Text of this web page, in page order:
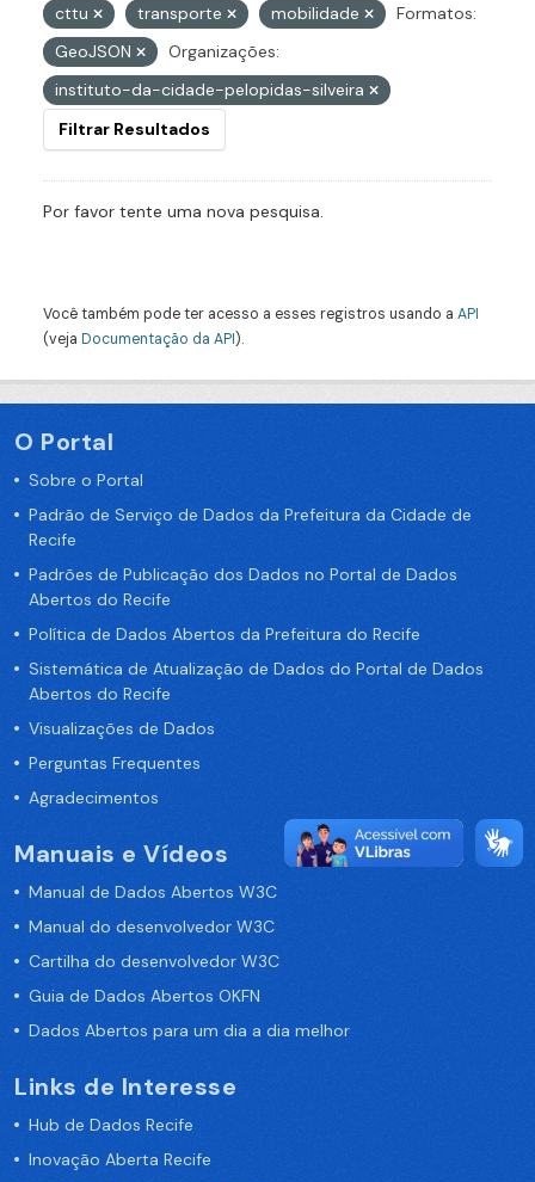
cttu
transporte mobilidade
Formatos:
GeoJSON
Organizações:
instituto-da-cidade-pelopidas-silveira
Filtrar Resultados
Por favor tente uma nova pesquisa.
Você também pode ter acesso a esses registros usando a API
(veja Documentação da API).
O Portal
Sobre o Portal
Padrão de Serviço de Dados da Prefeitura da Cidade de
Recife
Padrões de Publicação dos Dados no Portal de Dados
Abertos do Recife
Política de Dados Abertos da Prefeitura do Recife
Sistemática de Atualização de Dados do Portal de Dados
Abertos do Recife
Visualizações de Dados
Perguntas Frequentes
Agradecimentos
Manuais e Vídeos
Manual de Dados Abertos W3C
Manual do desenvolvedor W3C
Cartilha do desenvolvedor W3C
Guia de Dados Abertos OKFN
Dados Abertos para um dia a dia melhor
Links de Interesse
Hub de Dados Recife
Inovação Aberta Recife